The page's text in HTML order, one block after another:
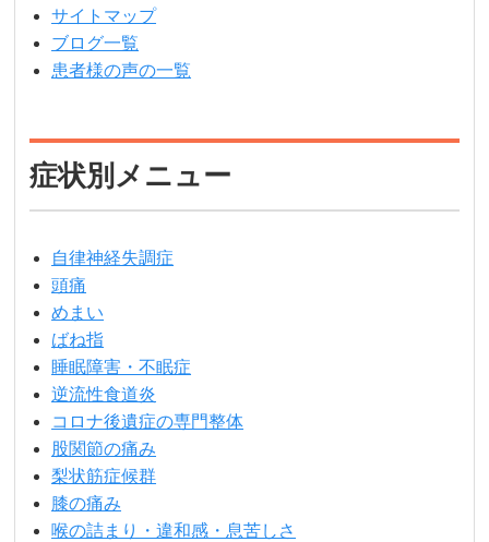
サイトマップ
ブログ一覧
患者様の声の一覧
症状別メニュー
自律神経失調症
頭痛
めまい
ばね指
睡眠障害・不眠症
逆流性食道炎
コロナ後遺症の専門整体
股関節の痛み
梨状筋症候群
膝の痛み
喉の詰まり・違和感・息苦しさ